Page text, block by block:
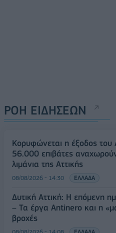
ΡΟΗ ΕΙΔΗΣΕΩΝ
Κορυφώνεται η έξοδος
56.000 επιβάτες
λιμάνια της Αττικής
08/08/2026 - 14:30 ΕΛΛΑΔΑ
Δυτική Αττική: Η επόμενη
– Τα έργα Antinero και η
βροχές